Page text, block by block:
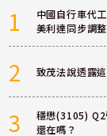
1
中國自行車代
美利達同步調
2 致茂法說透露
3
穩懋(3105) Q2
還在嗎？